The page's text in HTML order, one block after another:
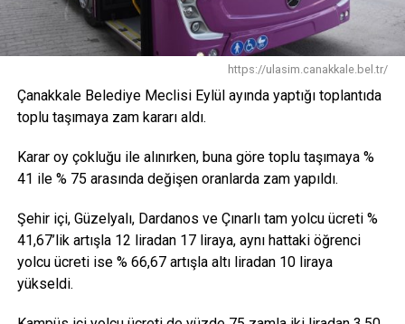
https://ulasim.canakkale.bel.tr/
Çanakkale Belediye Meclisi Eylül ayında yaptığı toplantıda
toplu taşımaya zam kararı aldı.
Karar oy çokluğu ile alınırken, buna göre toplu taşımaya %
41 ile % 75 arasında değişen oranlarda zam yapıldı.
Şehir içi, Güzelyalı, Dardanos ve Çınarlı tam yolcu ücreti %
41,67’lik artışla 12 liradan 17 liraya, aynı hattaki öğrenci
yolcu ücreti ise % 66,67 artışla altı liradan 10 liraya
yükseldi.